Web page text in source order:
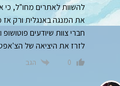
להשוות לאתרים מחו"ל, כי
את המנגה באנגלית ורק אז
חברי צוות שיודעים
לזרז את היציאה של
0 הגב